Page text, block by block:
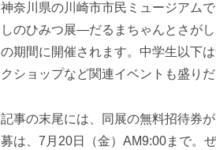
神奈川県の川崎市市民ミュージアム
しのひみつ展—だるまちゃんとさが
の期間に開催されます。中学生以下
クショップなど関連イベントも盛りだ
記事の末尾には、同展の無料招待券
募は、7月20日（金）AM9:00まで。